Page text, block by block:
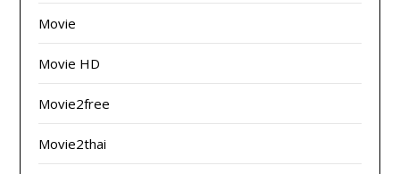
Movie
Movie HD
Movie2free
Movie2thai